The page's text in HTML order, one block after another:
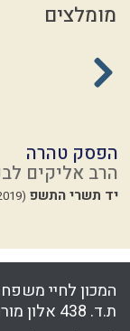
מומלצים
הפסק טהרה
הרב אליקים
יד תשרי התשפ (13.10.2019)
המכון לחיי
ת.ד. 438 אלון מורה